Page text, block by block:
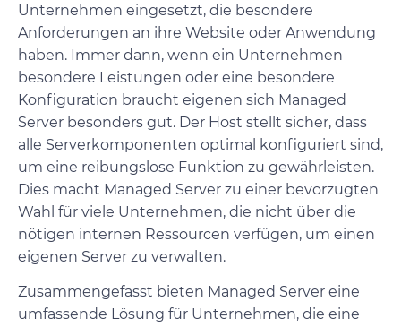
Unternehmen eingesetzt, die besondere
Anforderungen an ihre Website oder Anwendung
haben. Immer dann, wenn ein Unternehmen
besondere Leistungen oder eine besondere
Konfiguration braucht eigenen sich Managed
Server besonders gut. Der Host stellt sicher, dass
alle Serverkomponenten optimal konfiguriert sind,
um eine reibungslose Funktion zu gewährleisten.
Dies macht Managed Server zu einer bevorzugten
Wahl für viele Unternehmen, die nicht über die
nötigen internen Ressourcen verfügen, um einen
eigenen Server zu verwalten.
Zusammengefasst bieten Managed Server eine
umfassende Lösung für Unternehmen, die eine